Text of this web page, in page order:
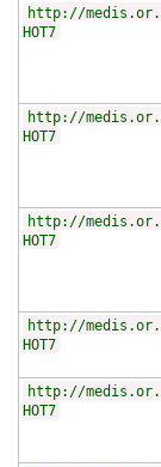
http://
HOT7
http://
HOT7
http://
HOT7
http://
HOT7
http://
HOT7